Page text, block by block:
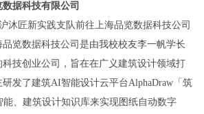
据科技有限公司
沐匠新实践支队前往上海品览数据科技公司
览数据科技公司是由我校校友李一帆学长
技创业公司，旨在在广义建筑设计领域打
研发了建筑AI智能设计云平台AlphaDraw 「筑
能、建筑设计知识库来实现图纸自动数字